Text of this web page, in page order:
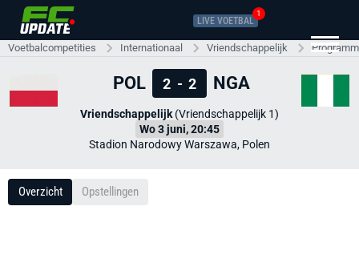
LIVE VOETBAL
1
Voetbalcompetities Internationaal Vriendschappelijk
POL 2 - 2 NGA
Vriendschappelijk (Vriendschappelijk 1)
Wo 3 juni, 20:45
Stadion Narodowy Warszawa, Polen
Overzicht Opstellingen